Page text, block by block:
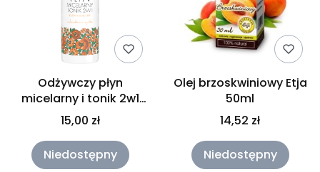
Odżywczy płyn
micelarny i tonik 2w1
Vianek 200ml
15,00 zł
Niedostępny
Olej brzoskwiniowy Etja
50ml
14,52 zł
Niedostępny